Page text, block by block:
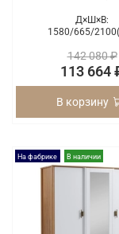
Д×Ш×В:
1580/665/
142 080 ₽
113 664
В корзину
На фабрике В наличии